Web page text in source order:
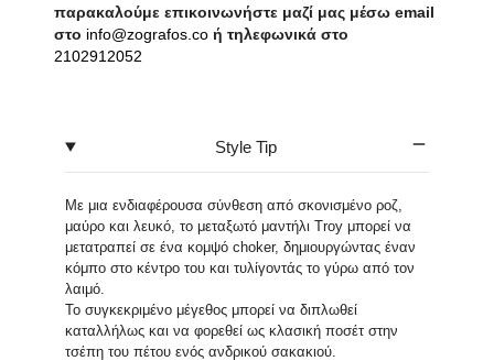
παρακαλούμε επικοινωνήστε μαζί μας μέσω email
στο info@zografos.co ή τηλεφωνικά στο
2102912052
Style Tip
Με μια ενδιαφέρουσα σύνθεση από σκονισμένο ροζ,
μαύρο και λευκό, το μεταξωτό μαντήλι Troy μπορεί να
μετατραπεί σε ένα κομψό choker, δημιουργώντας έναν
κόμπο στο κέντρο του και τυλίγοντάς το γύρω από τον
λαιμό.
Το συγκεκριμένο μέγεθος μπορεί να διπλωθεί
καταλλήλως και να φορεθεί ως κλασική ποσέτ στην
τσέπη του πέτου ενός ανδρικού σακακιού.